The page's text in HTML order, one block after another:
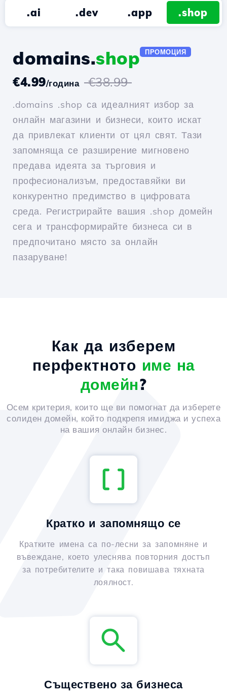
.ai .dev .app .shop
domains.shop ПРОМОЦИЯ
€4.99/година €38.99
.domains .shop са идеалният избор за
онлайн магазини и бизнеси, които искат
да привлекат клиенти от цял свят. Тази
запомняща се разширение мигновено
предава идеята за търговия и
професионализъм, предоставяйки ви
конкурентно предимство в цифровата
среда. Регистрирайте вашия .shop домейн
сега и трансформирайте бизнеса си в
предпочитано място за онлайн
пазаруване!
Как да изберем
перфектното име на
домейн?
Осем критерия, които ще ви помогнат да изберете
солиден домейн, който подкрепя имиджа и успеха
на вашия онлайн бизнес.
Кратко и запомнящо се
Кратките имена са по-лесни за запомняне и
въвеждане, което улеснява повторния достъп
за потребителите и така повишава тяхната
лоялност.
Съществено за бизнеса